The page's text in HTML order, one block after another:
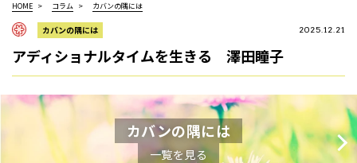
HOME コラム カバンの隅には
カバンの隅には 2025.12.21
アディショナルタイムを生きる 澤田瞳子
カバンの隅には
一覧を見る